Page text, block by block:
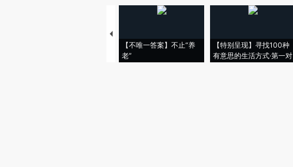
【不唯一答案】不止“养
老”
【特别呈现】寻找100种
有意思的生活方式·第一对